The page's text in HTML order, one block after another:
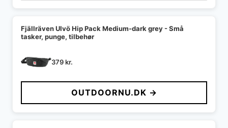
Fjällräven Ulvö Hip Pack Medium-dark grey - Små
tasker, punge, tilbehør
379kr.
OUTDOORNU.DK →